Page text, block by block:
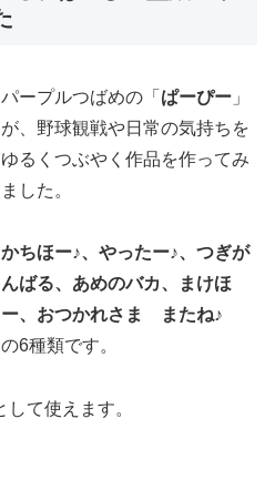
パープルつばめの「 ぱーぴー 」
が、野球観戦や日常の気持ちを
ゆるくつぶやく作品を作ってみ
ました。
かちほー♪、やったー♪、つぎが
んばる、あめのバカ、まけほ
ー、おつかれさま またね♪
の6種類です。
て使えます。